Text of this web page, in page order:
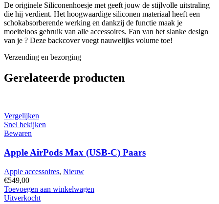
De originele Siliconenhoesje met geeft jouw de stijlvolle uitstraling
die hij verdient. Het hoogwaardige siliconen materiaal heeft een
schokabsorberende werking en dankzij de functie maak je
moeiteloos gebruik van alle accessoires. Fan van het slanke design
van je ? Deze backcover voegt nauwelijks volume toe!
Verzending en bezorging
Gerelateerde producten
Vergelijken
Snel bekijken
Bewaren
Apple AirPods Max (USB-C) Paars
Apple accessoires, Nieuw
€549,00
Apple
AirPods
Toevoegen aan winkelwagen
Uitverkocht